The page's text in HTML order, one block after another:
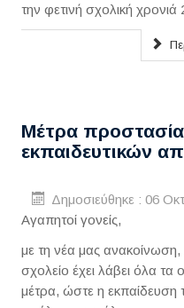
την φετινή σχολική χρονιά
Μέτρα
εκπαιδευτικών
Δημοσιεύθηκε : 06
Αγαπητοί γονείς,
με τη νέα μας
σχολείο έχει λάβει όλα τα
μέτρα, ώστε η εκπαίδευση